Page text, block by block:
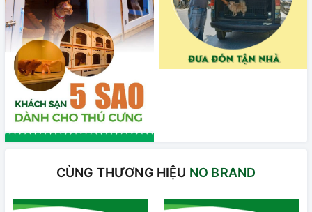
CÙNG THƯƠNG HIỆU NO BRAND